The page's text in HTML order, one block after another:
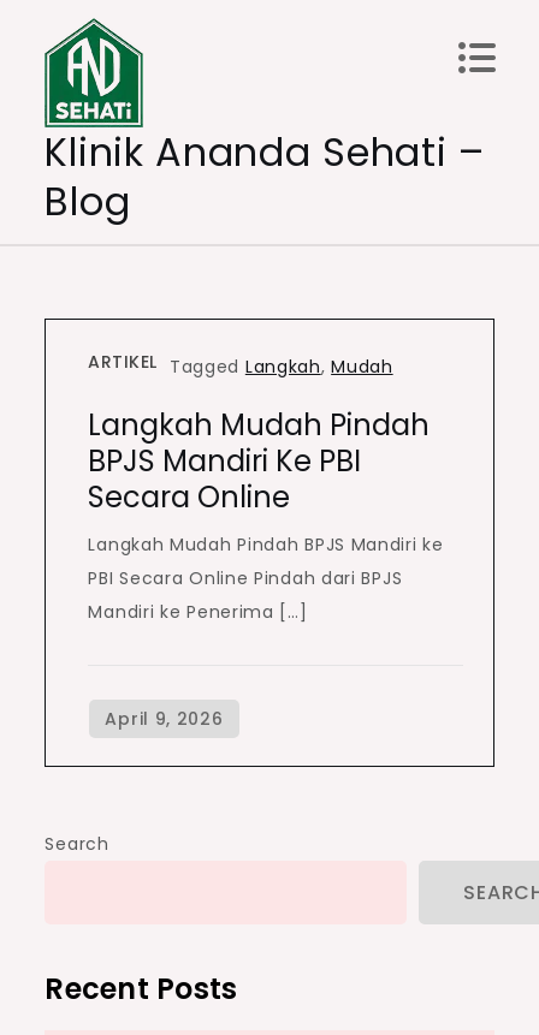
content
Klinik Ananda Sehati –
Blog
ARTIKEL Tagged Langkah,Mudah
Langkah Mudah Pindah
BPJS Mandiri Ke PBI
Secara Online
Langkah Mudah Pindah BPJS Mandiri ke
PBI Secara Online Pindah dari BPJS
Mandiri ke Penerima […]
Search
Recent Posts